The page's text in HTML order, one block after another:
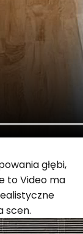
głębi,
to Video ma
scen.